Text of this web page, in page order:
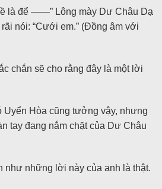
là để ——” Lông mày Dư Châu Dạ
nói: “Cưới em.” (Đồng âm với
chắn sẽ cho rằng đây là một lời
Uyển Hòa cũng tưởng vậy, nhưng
tay đang nắm chặt của Dư Châu
như những lời này của anh là thật.